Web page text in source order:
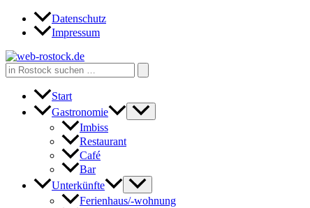
Zum
Inhalt
Datenschutz
Impressum
Search
for:
Start
Gastronomie
Imbiss
Restaurant
Café
Bar
Unterkünfte
Ferienhaus/-wohnung